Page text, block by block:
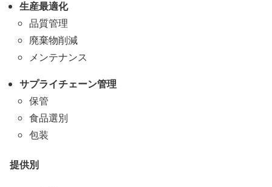
生産最適化
品質管理
廃棄物削減
メンテナンス
サプライチェーン管理
保管
食品選別
包装
提供別